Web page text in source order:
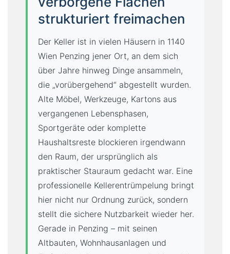
strukturiert freimachen
Der Keller ist in vielen Häusern in 1140
Wien Penzing jener Ort, an dem sich
über Jahre hinweg Dinge ansammeln,
die „vorübergehend“ abgestellt wurden.
Alte Möbel, Werkzeuge, Kartons aus
vergangenen Lebensphasen,
Sportgeräte oder komplette
Haushaltsreste blockieren irgendwann
den Raum, der ursprünglich als
praktischer Stauraum gedacht war. Eine
professionelle Kellerentrümpelung bringt
hier nicht nur Ordnung zurück, sondern
stellt die sichere Nutzbarkeit wieder her.
Gerade in Penzing – mit seinen
Altbauten, Wohnhausanlagen und